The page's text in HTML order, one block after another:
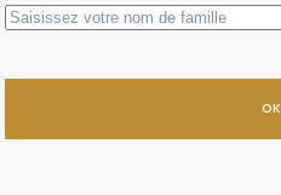
OK